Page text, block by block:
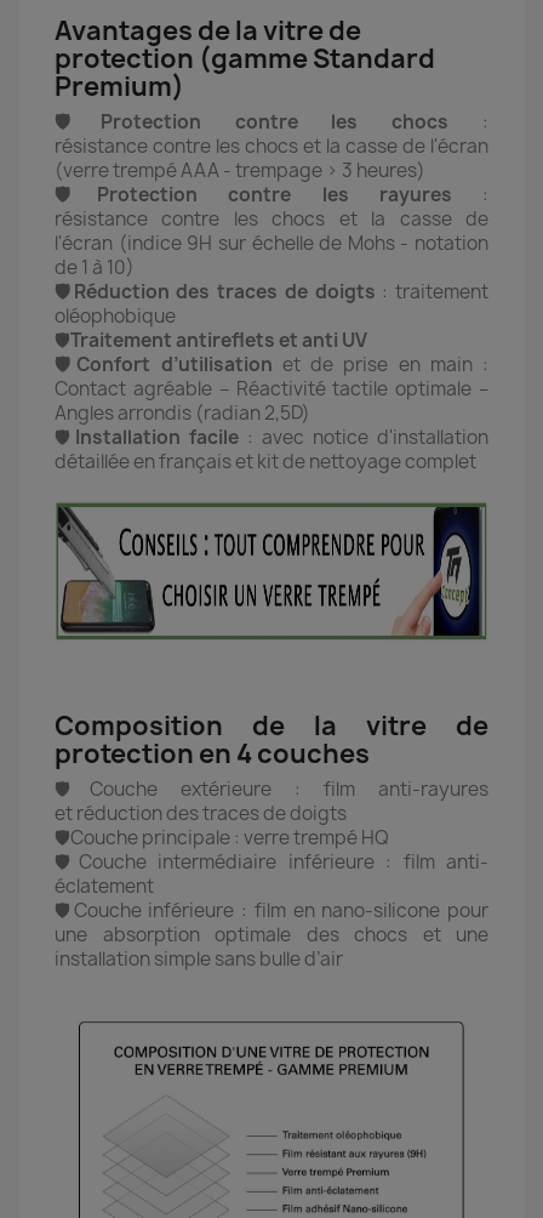
Avantages de la vitre de
protection (gamme Standard
Premium)
🛡️Protection contre les chocs :
résistance contre les chocs et la casse de l'écran
(verre trempé AAA - trempage > 3 heures)
🛡️Protection contre les rayures :
résistance contre les chocs et la casse de
l'écran (indice 9H sur échelle de Mohs - notation
de 1 à 10)
🛡️Réduction des traces de doigts : traitement
oléophobique
🛡️Traitement antireflets et anti UV
🛡️Confort d’utilisation et de prise en main :
Contact agréable – Réactivité tactile optimale –
Angles arrondis (radian 2,5D)
🛡️ Installation facile : avec notice d'installation
détaillée en français et kit de nettoyage complet
Composition de la vitre de
protection en 4 couches
🛡️Couche extérieure : film anti-rayures
et réduction des traces de doigts
🛡️Couche principale : verre trempé HQ
🛡️Couche intermédiaire inférieure : film anti-
éclatement
🛡️Couche inférieure : film en nano-silicone pour
une absorption optimale des chocs et une
installation simple sans bulle d’air